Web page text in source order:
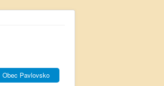
Obec Pavlovsko